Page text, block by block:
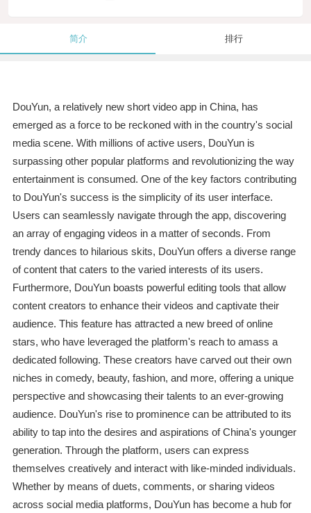
简介 排行
DouYun, a relatively new short video app in China, has
emerged as a force to be reckoned with in the country's social
media scene. With millions of active users, DouYun is
surpassing other popular platforms and revolutionizing the way
entertainment is consumed. One of the key factors contributing
to DouYun's success is the simplicity of its user interface.
Users can seamlessly navigate through the app, discovering
an array of engaging videos in a matter of seconds. From
trendy dances to hilarious skits, DouYun offers a diverse range
of content that caters to the varied interests of its users.
Furthermore, DouYun boasts powerful editing tools that allow
content creators to enhance their videos and captivate their
audience. This feature has attracted a new breed of online
stars, who have leveraged the platform's reach to amass a
dedicated following. These creators have carved out their own
niches in comedy, beauty, fashion, and more, offering a unique
perspective and showcasing their talents to an ever-growing
audience. DouYun's rise to prominence can be attributed to its
ability to tap into the desires and aspirations of China's younger
generation. Through the platform, users can express
themselves creatively and interact with like-minded individuals.
Whether by means of duets, comments, or sharing videos
across social media platforms, DouYun has become a hub for